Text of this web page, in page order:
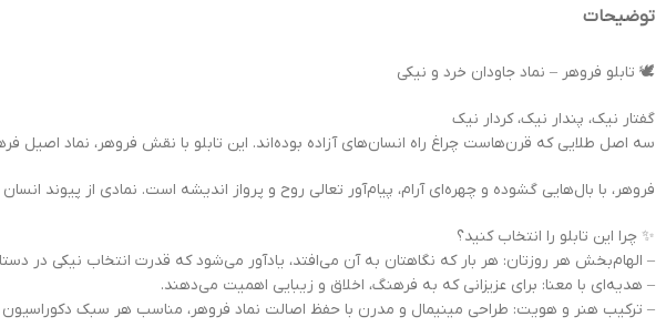
توضیحات
🕊️ تابلو فروهر – نماد جاودان خرد و نیکی
گفتار نیک، پندار نیک، کردار نیک
سه اصل طلایی که قرن‌هاست چراغ راه انسان‌های آزاده بوده‌اند. این تابلو با نقش فروهر، نماد اصیل
فروهر، با بال‌هایی گشوده و چهره‌ای آرام، پیام‌آور تعالی روح و پرواز اندیشه است. نمادی از پیوند
✨ چرا این تابلو را انتخاب کنید؟
– الهام‌بخش هر روزتان: هر بار که نگاهتان به آن می‌افتد، یادآور می‌شود که قدرت انتخاب نیکی در
– هدیه‌ای با معنا: برای عزیزانی که به فرهنگ، اخلاق و زیبایی اهمیت می‌دهند.
– ترکیب هنر و هویت: طراحی مینیمال و مدرن با حفظ اصالت نماد فروهر، مناسب هر سبک دکوراسیون